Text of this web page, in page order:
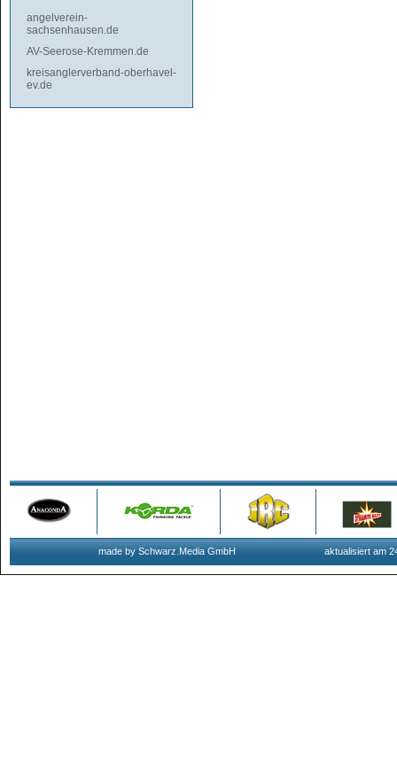
angelverein-
sachsenhausen.de
AV-Seerose-Kremmen.de
kreisanglerverband-oberhavel-
ev.de
made by Schwarz.Media GmbH aktualisiert am